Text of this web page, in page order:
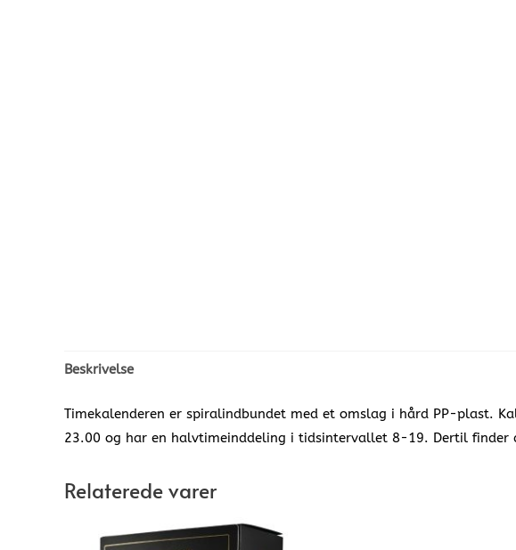
Beskrivelse
Timekalenderen er spiralindbundet med et omslag i hård PP-plast.
23.00 og har en halvtimeinddeling i tidsintervallet 8-19. Dertil finder
Relaterede varer